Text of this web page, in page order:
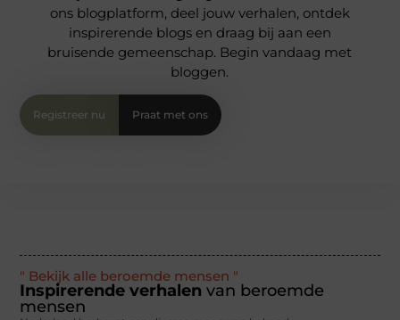
ons blogplatform, deel jouw verhalen, ontdek
inspirerende blogs en draag bij aan een
bruisende gemeenschap. Begin vandaag met
bloggen.
Registreer nu Praat met ons
" Bekijk alle beroemde mensen "
Inspirerende verhalen van beroemde
mensen